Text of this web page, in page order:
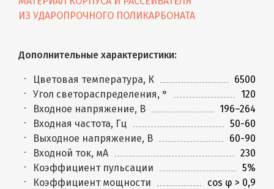
ИЗ УДАРОПРОЧНОГО ПОЛИКАРБОНАТА
Дополнительные характеристики:
Цветовая температура, К
6500
Угол светораспределения, °
120
Входное напряжение, В
196–264
Входная частота, Гц
50-60
Выходное напряжение, В
60-90
Входной ток, мА
230
Коэффициент пульсации
5%
Коэффициент мощности
cos φ > 0,9